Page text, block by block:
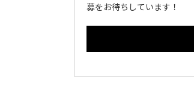
募をお待ちしています！